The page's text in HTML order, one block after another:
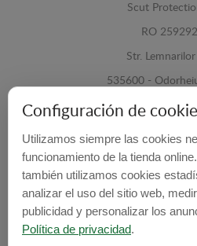
Scut
RO
Str. Lemnarilor
535600 -
Harghita,
E-mail:
Site:
Configuración de
Utilizamos siempre las cookies
funcionamiento de la tienda
también utilizamos cookies
analizar el uso del sitio web,
publicidad y personalizar los
Política de privacidad.